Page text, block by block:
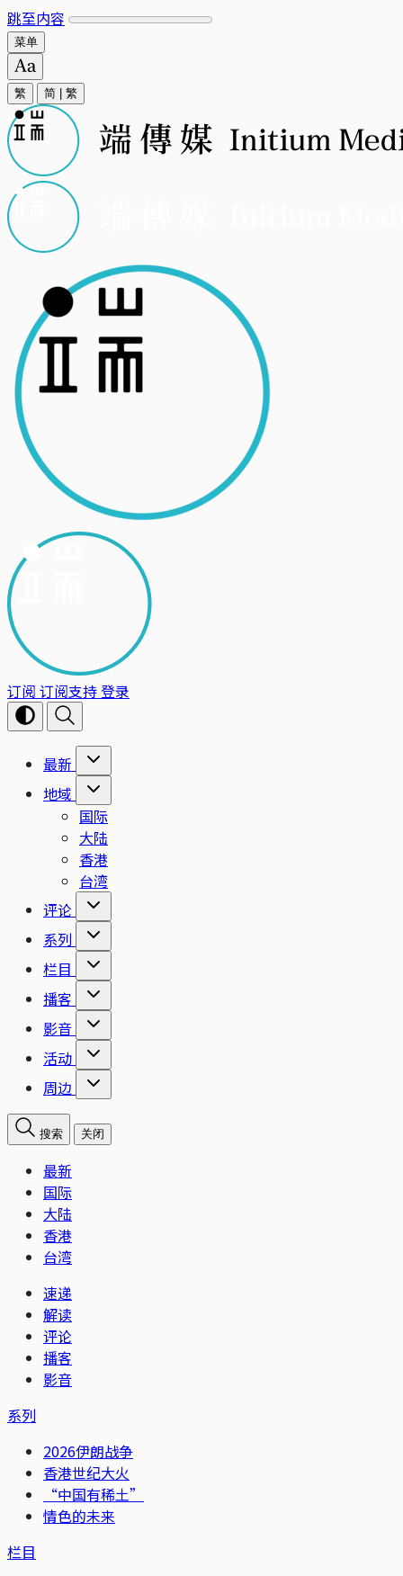
跳至内容
菜单
繁 简 繁
订阅 订阅支持登录
最新
地域
国际
大陆
香港
台湾
评论
系列
栏目
播客
影音
活动
周边
搜索 关闭
最新
国际
大陆
香港
台湾
速递
解读
评论
播客
影音
系列
2026伊朗战争
香港世纪大火
“中国有稀土”
情色的未来
栏目